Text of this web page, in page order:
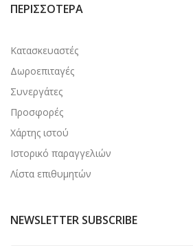
ΠΕΡΙΣΣΌΤΕΡΑ
Κατασκευαστές
Δωροεπιταγές
Συνεργάτες
Προσφορές
Χάρτης ιστού
Ιστορικό παραγγελιών
Λίστα επιθυμητών
NEWSLETTER SUBSCRIBE